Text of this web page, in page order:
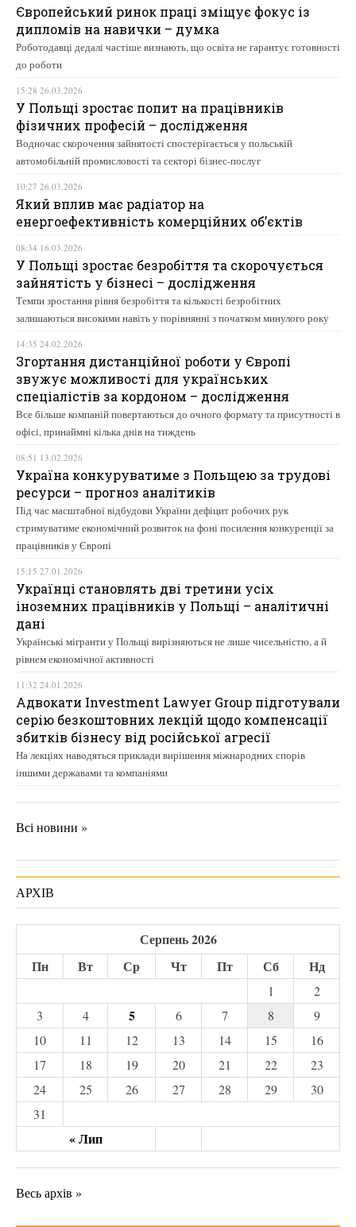
Європейський ринок праці зміщує фокус із
дипломів на навички – думка
Роботодавці дедалі частіше визнають, що освіта не гарантує готовності
до роботи
15:28 26.03.2026
У Польщі зростає попит на працівників
фізичних професій – дослідження
Водночас скорочення зайнятості спостерігається у польській
автомобільній промисловості та секторі бізнес-послуг
10:27 26.03.2026
Який вплив має радіатор на
енергоефективність комерційних об’єктів
08:34 16.03.2026
У Польщі зростає безробіття та скорочується
зайнятість у бізнесі – дослідження
Темпи зростання рівня безробіття та кількості безробітних
залишаються високими навіть у порівнянні з початком минулого року
14:35 24.02.2026
Згортання дистанційної роботи у Європі
звужує можливості для українських
спеціалістів за кордоном – дослідження
Все більше компаній повертаються до очного формату та присутності в
офісі, принаймні кілька днів на тиждень
08:51 13.02.2026
Україна конкуруватиме з Польщею за трудові
ресурси – прогноз аналітиків
Під час масштабної відбудови України дефіцит робочих рук
стримуватиме економічний розвиток на фоні посилення конкуренції за
працівників у Європі
15:15 27.01.2026
Українці становлять дві третини усіх
іноземних працівників у Польщі – аналітичні
дані
Українські мігранти у Польщі вирізняються не лише чисельністю, а й
рівнем економічної активності
11:32 24.01.2026
Адвокати Investment Lawyer Group підготували
серію безкоштовних лекцій щодо компенсації
збитків бізнесу від російської агресії
На лекціях наводяться приклади вирішення міжнародних спорів
іншими державами та компаніями
Всі новини »
АРХІВ
Серпень 2026
Пн
Вт Ср Чт Пт Сб Нд
« Лип
1
2
3
4 5 6 7 8
9
10
11 12 13 14 15
16
17
18 19 20 21 22
23
24
25 26 27 28 29
30
31
Весь архів »